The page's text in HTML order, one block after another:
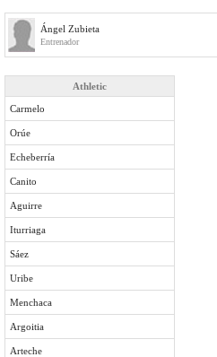
Ángel Zubieta
Entrenador
Athletic
Carmelo
Orúe
Echeberría
Canito
Aguirre
Iturriaga
Sáez
Uribe
Menchaca
Argoitia
Arteche